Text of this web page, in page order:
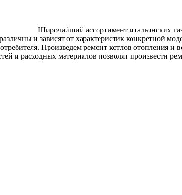
Широчайший ассортимент итальянских
и зависят от характеристик конкретной
Произведем ремонт котлов отопления
и расходных материалов позволят произвести